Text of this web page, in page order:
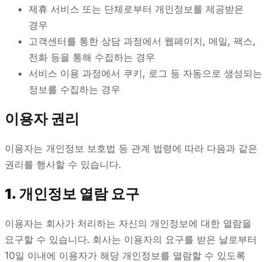
제휴 서비스 또는 단체로부터 개인정보를 제공받은
경우
고객센터를 통한 상담 과정에서 웹페이지, 메일, 팩스,
전화 등을 통해 수집하는 경우
서비스 이용 과정에서 쿠키, 로그 등 자동으로 생성되는
정보를 수집하는 경우
이용자 권리
이용자는 개인정보 보호법 등 관계 법령에 따라 다음과 같은
권리를 행사할 수 있습니다.
1. 개인정보 열람 요구
이용자는 회사가 처리하는 자신의 개인정보에 대한 열람을
요구할 수 있습니다. 회사는 이용자의 요구를 받은 날로부터
10일 이내에 이용자가 해당 개인정보를 열람할 수 있도록